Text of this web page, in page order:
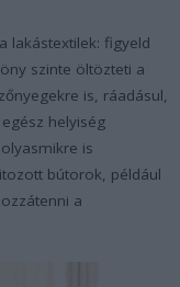
lakástextilek: figyeld
szinte öltözteti a
is, ráadásul,
helyiség
is
bútorok, például
a